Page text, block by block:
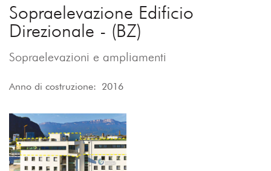
Sopraelevazione Edificio
Direzionale - (BZ)
Sopraelevazioni e ampliamenti
Anno di costruzione: 2016